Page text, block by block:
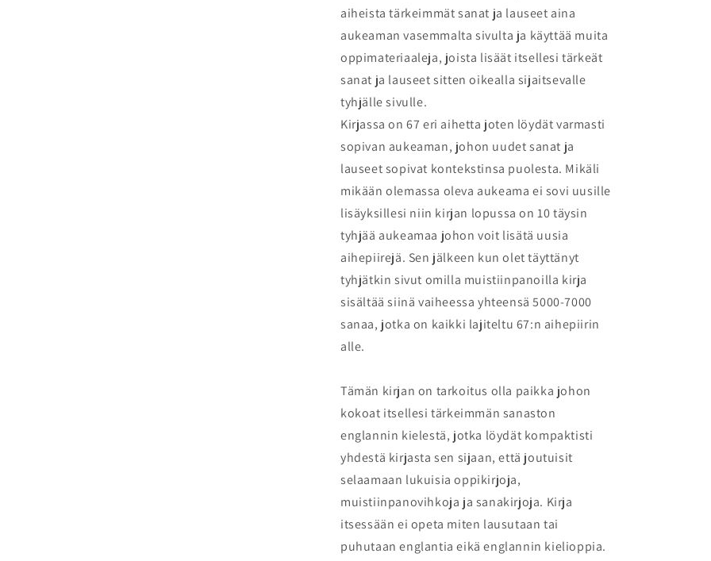
aiheista tärkeimmät sanat ja lauseet aina
aukeaman vasemmalta sivulta ja käyttää muita
oppimateriaaleja, joista lisäät itsellesi tärkeät
sanat ja lauseet sitten oikealla sijaitsevalle
tyhjälle sivulle.
Kirjassa on 67 eri aihetta joten löydät varmasti
sopivan aukeaman, johon uudet sanat ja
lauseet sopivat kontekstinsa puolesta. Mikäli
mikään olemassa oleva aukeama ei sovi uusille
lisäyksillesi niin kirjan lopussa on 10 täysin
tyhjää aukeamaa johon voit lisätä uusia
aihepiirejä. Sen jälkeen kun olet täyttänyt
tyhjätkin sivut omilla muistiinpanoilla kirja
sisältää siinä vaiheessa yhteensä 5000-7000
sanaa, jotka on kaikki lajiteltu 67:n aihepiirin
alle.
Tämän kirjan on tarkoitus olla paikka johon
kokoat itsellesi tärkeimmän sanaston
englannin kielestä, jotka löydät kompaktisti
yhdestä kirjasta sen sijaan, että joutuisit
selaamaan lukuisia oppikirjoja,
muistiinpanovihkoja ja sanakirjoja. Kirja
itsessään ei opeta miten lausutaan tai
puhutaan englantia eikä englannin kielioppia.